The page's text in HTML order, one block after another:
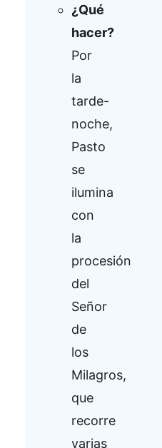
¿Qué
hacer?
Por
la
tarde-
noche,
Pasto
se
ilumina
con
la
procesión
del
Señor
de
los
Milagros,
que
recorre
varias